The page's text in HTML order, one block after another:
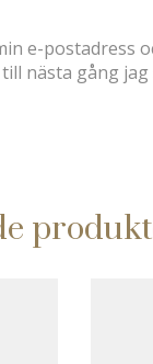
e-postadress
nästa gång